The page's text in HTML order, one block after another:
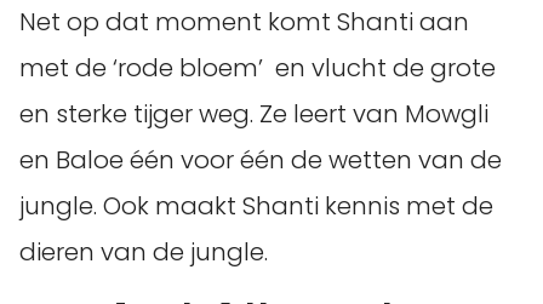
Net op dat moment komt Shanti aan
met de ‘rode bloem’ en vlucht de grote
en sterke tijger weg. Ze leert van Mowgli
en Baloe één voor één de wetten van de
jungle. Ook maakt Shanti kennis met de
dieren van de jungle.